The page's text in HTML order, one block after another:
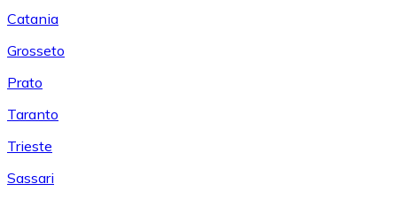
Catania
Grosseto
Prato
Taranto
Trieste
Sassari